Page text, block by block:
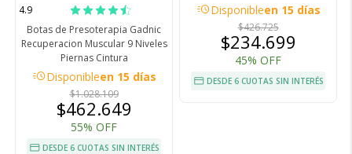
4.9
Botas de Presoterapia Gadnic
Recuperacion Muscular 9 Niveles
Piernas Cintura
acuteDisponibleen 15 días
$1.028.109
$462.649
55% OFF
DESDE 6 CUOTAS SIN INTERÉS
acuteDisponibleen 15 días
$426.725
$234.699
45% OFF
DESDE 6 CUOTAS SIN INTERÉS